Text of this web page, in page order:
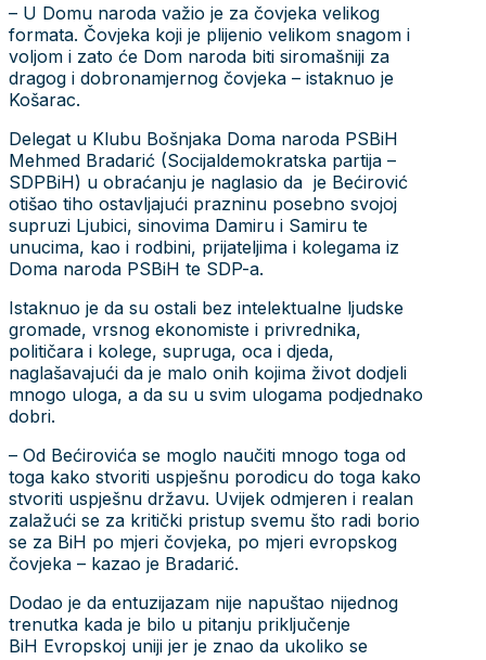
– U Domu naroda važio je za čovjeka velikog
formata. Čovjeka koji je plijenio velikom snagom i
voljom i zato će Dom naroda biti siromašniji za
dragog i dobronamjernog čovjeka – istaknuo je
Košarac.
Delegat u Klubu Bošnjaka Doma naroda PSBiH
Mehmed Bradarić (Socijaldemokratska partija –
SDPBiH) u obraćanju je naglasio da je Bećirović
otišao tiho ostavljajući prazninu posebno svojoj
supruzi Ljubici, sinovima Damiru i Samiru te
unucima, kao i rodbini, prijateljima i kolegama iz
Doma naroda PSBiH te SDP-a.
Istaknuo je da su ostali bez intelektualne ljudske
gromade, vrsnog ekonomiste i privrednika,
političara i kolege, supruga, oca i djeda,
naglašavajući da je malo onih kojima život dodjeli
mnogo uloga, a da su u svim ulogama podjednako
dobri.
– Od Bećirovića se moglo naučiti mnogo toga od
toga kako stvoriti uspješnu porodicu do toga kako
stvoriti uspješnu državu. Uvijek odmjeren i realan
zalažući se za kritički pristup svemu što radi borio
se za BiH po mjeri čovjeka, po mjeri evropskog
čovjeka – kazao je Bradarić.
Dodao je da entuzijazam nije napuštao nijednog
trenutka kada je bilo u pitanju priključenje
BiH Evropskoj uniji jer je znao da ukoliko se